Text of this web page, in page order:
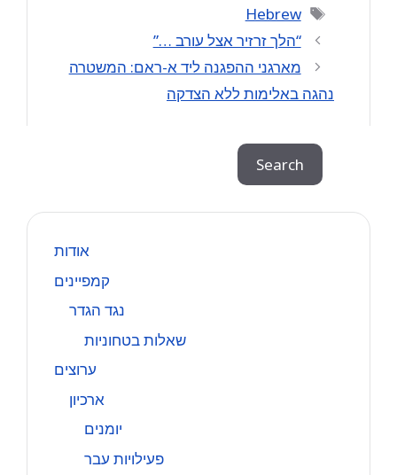
Tags
Hebrew
“הלך זרזיר אצל עורב …”
מארגני ההפגנה ליד א-ראם: המשטרה
נהגה באלימות ללא הצדקה
Search
אודות
קמפיינים
נגד הגדר
שאלות בטחוניות
ערוצים
ארכיון
יומנים
פעילויות עבר